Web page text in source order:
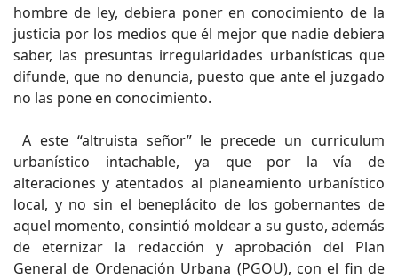
hombre de ley, debiera poner en conocimiento de la
justicia por los medios que él mejor que nadie debiera
saber, las presuntas irregularidades urbanísticas que
difunde, que no denuncia, puesto que ante el juzgado
no las pone en conocimiento.
A este “altruista señor” le precede un curriculum
urbanístico intachable, ya que por la vía de
alteraciones y atentados al planeamiento urbanístico
local, y no sin el beneplácito de los gobernantes de
aquel momento, consintió moldear a su gusto, además
de eternizar la redacción y aprobación del Plan
General de Ordenación Urbana (PGOU), con el fin de